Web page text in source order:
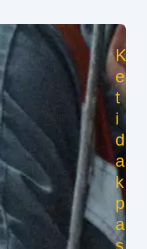
K
e
t
i
d
a
k
p
a